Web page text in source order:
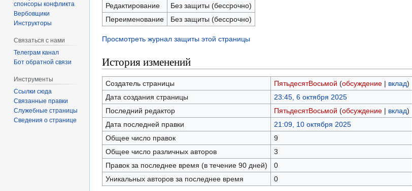
Редактирование
Без защиты (бессрочно)
Переименование
Без защиты (бессрочно)
Просмотреть журнал защиты этой страницы
История изменений
Создатель страницы ПятьдесятВосьмой (обсуждение| вклад)
Дата создания страницы
23:45, 6 октября 2025
Последний редактор
ПятьдесятВосьмой (обсуждение| вклад)
Дата последней правки
21:09, 10 октября 2025
Общее число правок
9
Общее число различных авторов
3
Правок за последнее время (в течение 90 дней)
0
Уникальных авторов за последнее время
0
спонсоры конфликта
‏‎Вербовщики
Инструкторы
Связаться с нами
Телеграм канал
Бот обратной связи
Инструменты
Ссылки сюда
Связанные правки
Служебные страницы
Сведения о странице